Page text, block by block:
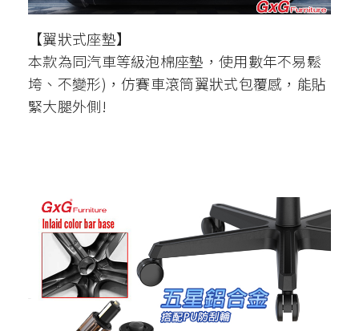
【翼狀式座墊】
本款為同汽車等級泡棉座墊，使用數年不易鬆
垮、不變形)，仿賽車滾筒翼狀式包覆感，能貼
緊大腿外側!